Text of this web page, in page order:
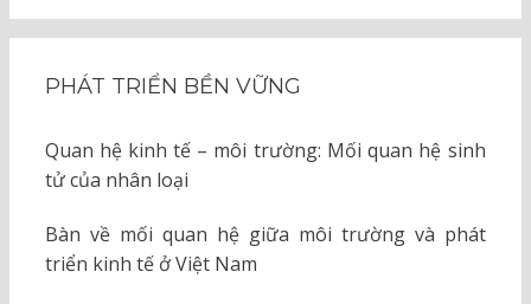
PHÁT TRIỂN BỀN VỮNG
Quan hệ kinh tế – môi trường: Mối quan hệ sinh
tử của nhân loại
Bàn về mối quan hệ giữa môi trường và phát
triển kinh tế ở Việt Nam